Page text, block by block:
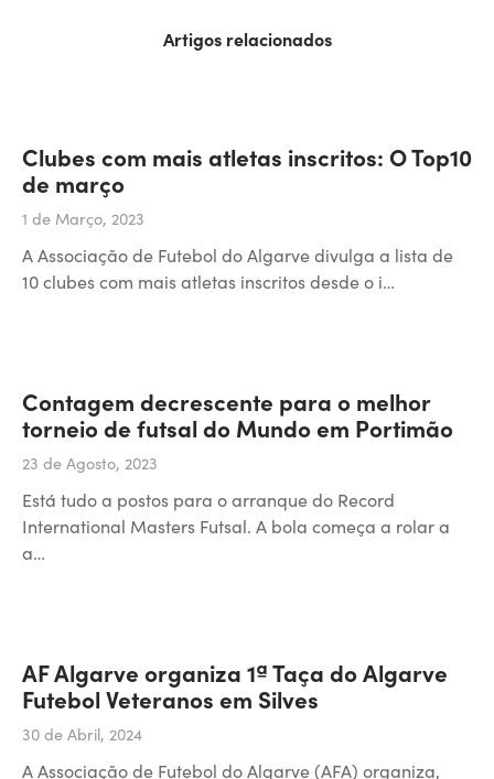
Artigos relacionados
Clubes com mais atletas inscritos: O Top10
de março
1 de Março, 2023
A Associação de Futebol do Algarve divulga a lista de
10 clubes com mais atletas inscritos desde o i…
Contagem decrescente para o melhor
torneio de futsal do Mundo em Portimão
23 de Agosto, 2023
Está tudo a postos para o arranque do Record
International Masters Futsal. A bola começa a rolar a
a…
AF Algarve organiza 1ª Taça do Algarve
Futebol Veteranos em Silves
30 de Abril, 2024
A Associação de Futebol do Algarve (AFA) organiza,